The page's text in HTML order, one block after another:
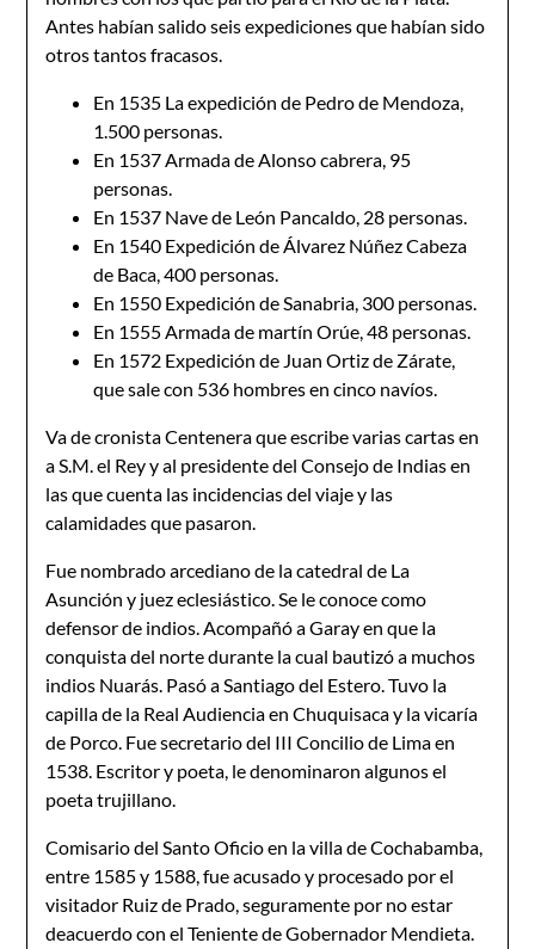
Antes habían salido seis expediciones que habían sido
otros tantos fracasos.
En 1535 La expedición de Pedro de Mendoza,
1.500 personas.
En 1537 Armada de Alonso cabrera, 95
personas.
En 1537 Nave de León Pancaldo, 28 personas.
En 1540 Expedición de Álvarez Núñez Cabeza
de Baca, 400 personas.
En 1550 Expedición de Sanabria, 300 personas.
En 1555 Armada de martín Orúe, 48 personas.
En 1572 Expedición de Juan Ortiz de Zárate,
que sale con 536 hombres en cinco navíos.
Va de cronista Centenera que escribe varias cartas en
a S.M. el Rey y al presidente del Consejo de Indias en
las que cuenta las incidencias del viaje y las
calamidades que pasaron.
Fue nombrado arcediano de la catedral de La
Asunción y juez eclesiástico. Se le conoce como
defensor de indios. Acompañó a Garay en que la
conquista del norte durante la cual bautizó a muchos
indios Nuarás. Pasó a Santiago del Estero. Tuvo la
capilla de la Real Audiencia en Chuquisaca y la vicaría
de Porco. Fue secretario del III Concilio de Lima en
1538. Escritor y poeta, le denominaron algunos el
poeta trujillano.
Comisario del Santo Oficio en la villa de Cochabamba,
entre 1585 y 1588, fue acusado y procesado por el
visitador Ruiz de Prado, seguramente por no estar
deacuerdo con el Teniente de Gobernador Mendieta.